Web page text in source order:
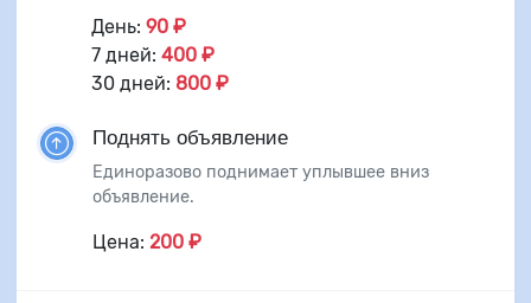
День: 90 ₽
7 дней: 400 ₽
30 дней: 800 ₽
Поднять объявление
Единоразово поднимает уплывшее вниз
объявление.
Цена: 200 ₽